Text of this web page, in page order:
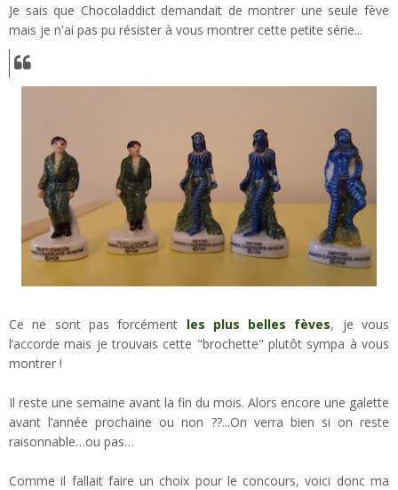
Je sais que Chocoladdict demandait de montrer une seule fève
mais je n'ai pas pu résister à vous montrer cette petite série...
Ce ne sont pas forcément les plus belles fèves, je vous
l’accorde mais je trouvais cette "brochette" plutôt sympa à vous
montrer !
Il reste une semaine avant la fin du mois. Alors encore une galette
avant l’année prochaine ou non ??...On verra bien si on reste
raisonnable…ou pas…
Comme il fallait faire un choix pour le concours, voici donc ma